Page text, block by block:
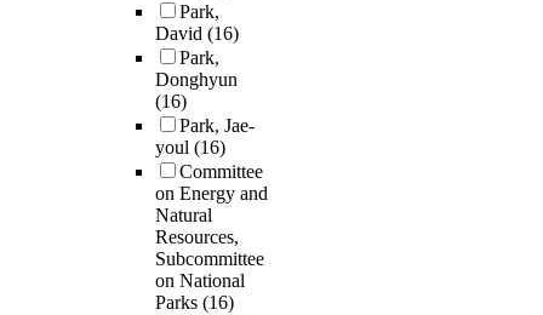
Park,
David (16)
Park,
Donghyun
(16)
Park, Jae-
youl (16)
Committee
on Energy and
Natural
Resources,
Subcommittee
on National
Parks (16)